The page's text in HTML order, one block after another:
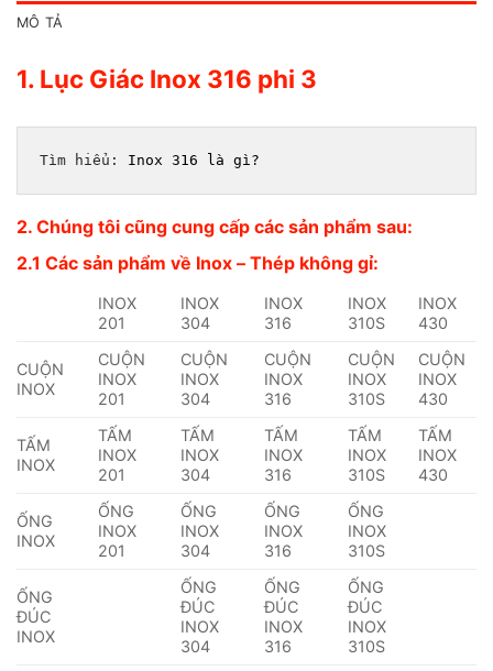
MÔ TẢ
1. Lục Giác Inox 316 phi 3
Tìm hiểu: Inox 316 là gì?
2. Chúng tôi cũng cung cấp các sản phẩm sau:
2.1 Các sản phẩm về Inox – Thép không gỉ:
INOX
201
INOX
304
INOX
316
INOX
310S
INOX
430
CUỘN
INOX
CUỘN
INOX
201
CUỘN
INOX
304
CUỘN
INOX
316
CUỘN
INOX
310S
CUỘN
INOX
430
TẤM
INOX
TẤM
INOX
201
TẤM
INOX
304
TẤM
INOX
316
TẤM
INOX
310S
TẤM
INOX
430
ỐNG
INOX
ỐNG
INOX
201
ỐNG
INOX
304
ỐNG
INOX
316
ỐNG
INOX
310S
ỐNG
ĐÚC
INOX
ỐNG
ĐÚC
INOX
304
ỐNG
ĐÚC
INOX
316
ỐNG
ĐÚC
INOX
310S